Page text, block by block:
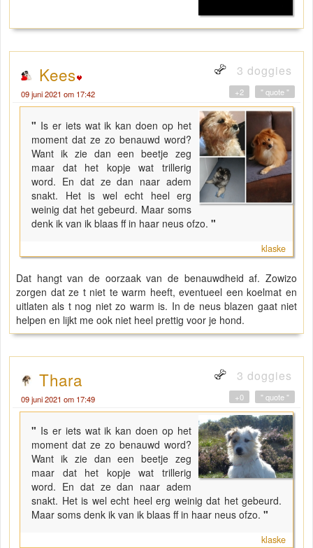
Kees 3 doggies
09 juni 2021 om 17:42 " quote "
+2
" Is er iets wat ik kan doen op het
moment dat ze zo benauwd word?
Want ik zie dan een beetje zeg
maar dat het kopje wat trillerig
word. En dat ze dan naar adem
snakt. Het is wel echt heel erg
weinig dat het gebeurd. Maar soms
denk ik van ik blaas ff in haar neus ofzo. "
klaske
Dat hangt van de oorzaak van de benauwdheid af. Zowizo
zorgen dat ze t niet te warm heeft, eventueel een koelmat en
uitlaten als t nog niet zo warm is. In de neus blazen gaat niet
helpen en lijkt me ook niet heel prettig voor je hond.
Thara 3 doggies
09 juni 2021 om 17:49 " quote "
+0
" Is er iets wat ik kan doen op het
moment dat ze zo benauwd word?
Want ik zie dan een beetje zeg
maar dat het kopje wat trillerig
word. En dat ze dan naar adem
snakt. Het is wel echt heel erg weinig dat het gebeurd.
Maar soms denk ik van ik blaas ff in haar neus ofzo. "
klaske